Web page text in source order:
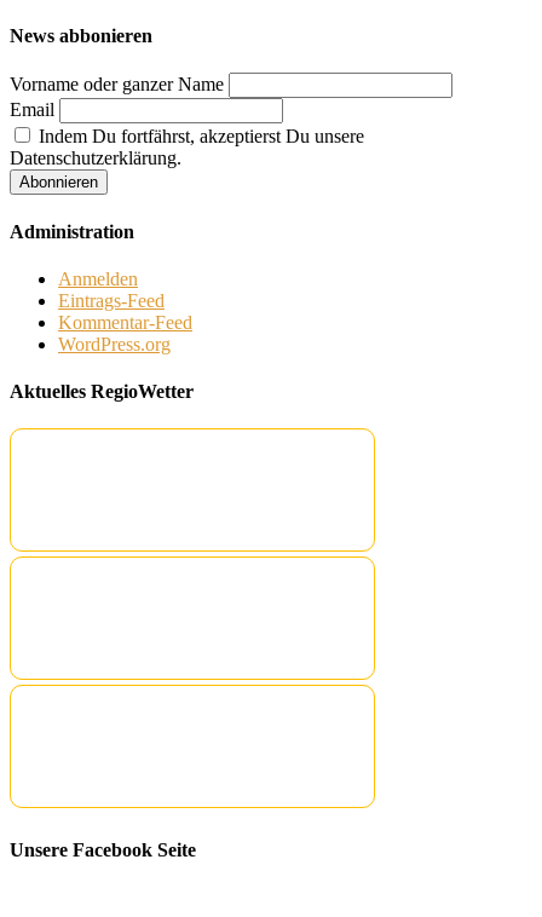
News abbonieren
Vorname oder ganzer Name
Email
Indem Du fortfährst, akzeptierst Du unsere
Datenschutzerklärung.
Administration
Anmelden
Eintrags-Feed
Kommentar-Feed
WordPress.org
Aktuelles RegioWetter
Unsere Facebook Seite